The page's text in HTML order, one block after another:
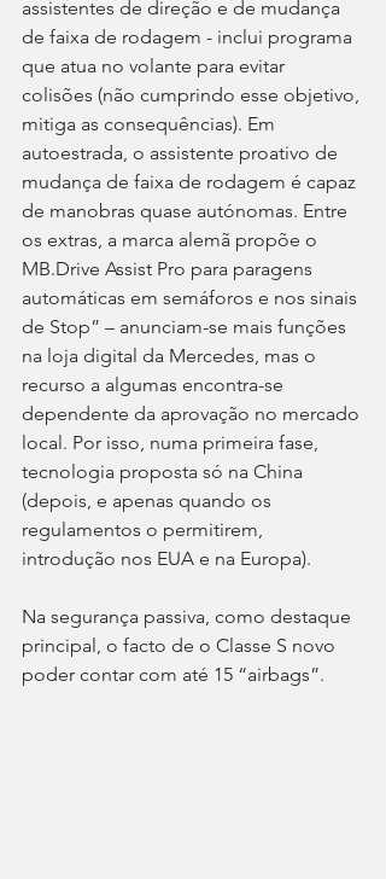
assistentes de direção e de mudança
de faixa de rodagem - inclui programa
que atua no volante para evitar
colisões (não cumprindo esse objetivo,
mitiga as consequências). Em
autoestrada, o assistente proativo de
mudança de faixa de rodagem é capaz
de manobras quase autónomas. Entre
os extras, a marca alemã propõe o
MB.Drive Assist Pro para paragens
automáticas em semáforos e nos sinais
de Stop” – anunciam-se mais funções
na loja digital da Mercedes, mas o
recurso a algumas encontra-se
dependente da aprovação no mercado
local. Por isso, numa primeira fase,
tecnologia proposta só na China
(depois, e apenas quando os
regulamentos o permitirem,
introdução nos EUA e na Europa).
Na segurança passiva, como destaque
principal, o facto de o Classe S novo
poder contar com até 15 “airbags”.